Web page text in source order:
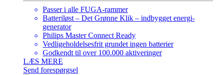
Passer i alle FUGA-rammer
Batteriløst – Det Grønne Klik – indbygget energi-
generator
Philips Master Connect Ready
Vedligeholdelsesfrit grundet ingen batterier
Godkendt til over 100.000 aktiveringer
LÆS MERE
Send forespørgsel